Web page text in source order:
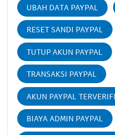
UBAH DATA PAYPAL
RESET SANDI PAYPAL
TUTUP AKUN PAYPAL
TRANSAKSI PAYPAL
AKUN PAYPAL
BIAYA ADMIN PAYPAL